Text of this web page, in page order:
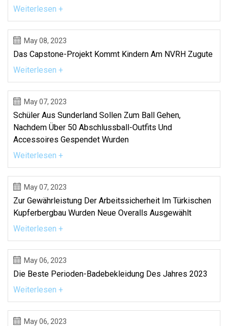
Weiterlesen +
May 08, 2023
Das Capstone-Projekt Kommt Kindern Am NVRH Zugute
Weiterlesen +
May 07, 2023
Schüler Aus Sunderland Sollen Zum Ball Gehen,
Nachdem Über 50 Abschlussball-Outfits Und
Accessoires Gespendet Wurden
Weiterlesen +
May 07, 2023
Zur Gewährleistung Der Arbeitssicherheit Im Türkischen
Kupferbergbau Wurden Neue Overalls Ausgewählt
Weiterlesen +
May 06, 2023
Die Beste Perioden-Badebekleidung Des Jahres 2023
Weiterlesen +
May 06, 2023